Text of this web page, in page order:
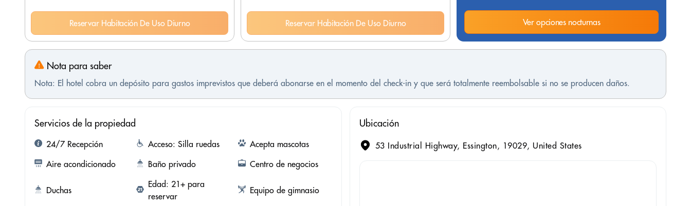
Reservar Habitación De Uso Diurno Reservar Habitación De Uso Diurno Ver opciones nocturnas
Nota para saber
Nota: El hotel cobra un depósito para gastos imprevistos que deberá abonarse en el momento del check-in y que será totalmente reembolsable si no se producen daños.
Servicios de la propiedad
24/7 Recepción Acceso: Silla ruedas
Acepta mascotas
Aire acondicionado
Baño privado Centro de negocios
Duchas
Edad: 21+ para
reservar
Equipo de gimnasio
Ubicación
53 Industrial Highway, Essington, 19029, United States